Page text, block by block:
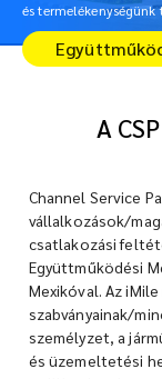
és
A
Channel Service
vállalkozások/
csatlakozási
Együttműködési
Mexikóval. Az
szabványainak/
személyzet, a
és üzemeltetési
iMile Chat